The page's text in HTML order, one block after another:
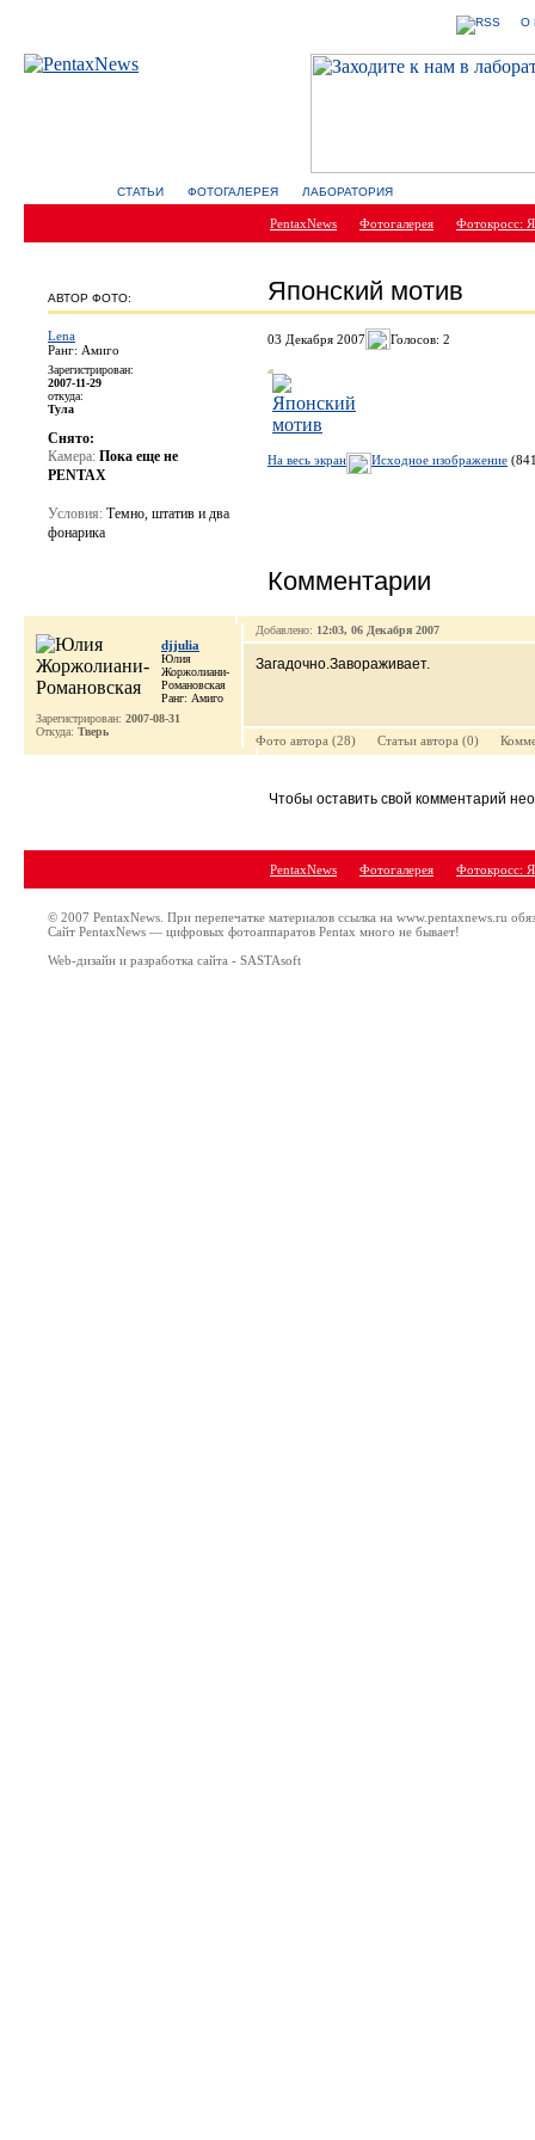
О
СТАТЬИ ФОТОГАЛЕРЕЯ ЛАБОРАТОРИЯ
PentaxNews Фотогалерея Фотокросс:
АВТОР ФОТО: Японский мотив
Lena
Ранг: Амиго
Зарегистрирован:
2007-11-29
откуда:
Тула
Снято:
Камера: Пока еще не
PENTAX
Условия: Темно, штатив и два
фонарика
03 Декабря 2007 Голосов: 2
На весь экран Исходное изображение
Комментарии
djjulia
Юлия
Жоржолиани-
Романовская
Ранг: Амиго
Зарегистрирован: 2007-08-31
Откуда: Тверь
Добавлено: 12:03, 06 Декабря 2007
Загадочно.Завораживает.
Фото автора (28) Cтатьи автора (0)
Чтобы оставить свой комментарий
PentaxNews Фотогалерея Фотокросс:
© 2007 PentaxNews. При перепечатке материалов ссылка на www.pentaxnews.ru
Сайт PentaxNews — цифровых фотоаппаратов Pentax много не бывает!
Web-дизайн и разработка сайта - SASTAsoft